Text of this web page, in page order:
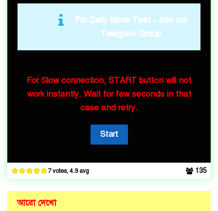
7 votes, 4.9 avg 135
For Daily Mock Test - Join our
Telegram Group
For Slow connection, START button will not
work instantly. Wait for few seconds in that
case and retry.
আরো দেখো